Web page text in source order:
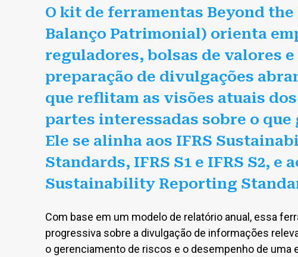
O kit de ferramentas Beyond the
Balanço Patrimonial) orienta
reguladores, bolsas de valores
preparação de divulgações
que reflitam as visões atuais
partes interessadas sobre o
Ele se alinha aos IFRS
Standards, IFRS S1 e IFRS S2, e
Sustainability Reporting
Com base em um modelo de relatório anual, essa
progressiva sobre a divulgação de informações
o gerenciamento de riscos e o desempenho de uma